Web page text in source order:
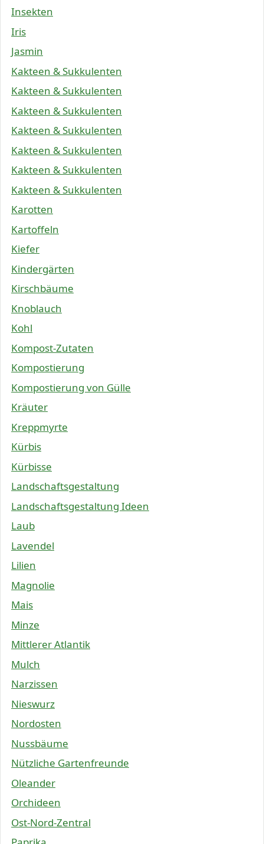
Insekten
Iris
Jasmin
Kakteen & Sukkulenten
Kakteen & Sukkulenten
Kakteen & Sukkulenten
Kakteen & Sukkulenten
Kakteen & Sukkulenten
Kakteen & Sukkulenten
Kakteen & Sukkulenten
Karotten
Kartoffeln
Kiefer
Kindergärten
Kirschbäume
Knoblauch
Kohl
Kompost-Zutaten
Kompostierung
Kompostierung von Gülle
Kräuter
Kreppmyrte
Kürbis
Kürbisse
Landschaftsgestaltung
Landschaftsgestaltung Ideen
Laub
Lavendel
Lilien
Magnolie
Mais
Minze
Mittlerer Atlantik
Mulch
Narzissen
Nieswurz
Nordosten
Nussbäume
Nützliche Gartenfreunde
Oleander
Orchideen
Ost-Nord-Zentral